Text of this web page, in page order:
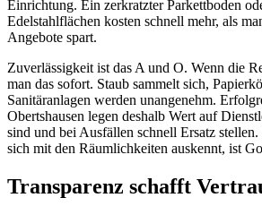
Einrichtung. Ein zerkratzter Parkettboden
Edelstahlflächen kosten schnell mehr, als
Angebote spart.
Zuverlässigkeit ist das A und O. Wenn die
man das sofort. Staub sammelt sich,
Sanitäranlagen werden unangenehm.
Obertshausen legen deshalb Wert auf
sind und bei Ausfällen schnell Ersatz stellen.
sich mit den Räumlichkeiten auskennt, ist
Transparenz schafft